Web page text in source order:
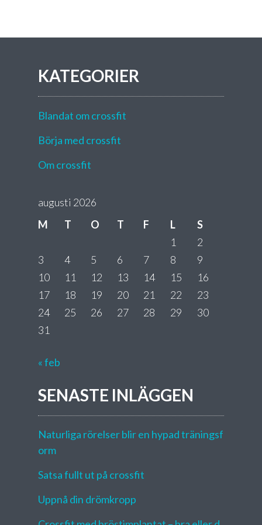
KATEGORIER
Blandat om crossfit
Börja med crossfit
Om crossfit
augusti 2026
M
T O T F L
S
1
2
3
4 5 6 7 8
9
10
11 12 13 14 15
16
17
18 19 20 21 22
23
24
25 26 27 28 29
30
31
« feb
SENASTE INLÄGGEN
Naturliga rörelser blir en hypad träningsf
orm
Satsa fullt ut på crossfit
Uppnå din drömkropp